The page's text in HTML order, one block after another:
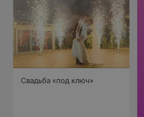
Свадьба «под ключ»